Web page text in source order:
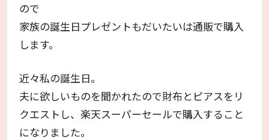
ので
家族の誕生日プレゼントもだいたいは通販で購入
します。
近々私の誕生日。
夫に欲しいものを聞かれたので財布とピアスをリ
クエストし、楽天スーパーセールで購入すること
になりました。